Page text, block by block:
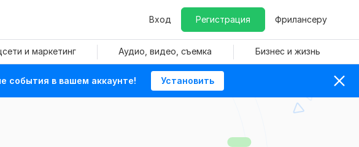
Вход Регистрация Фрилансеру
и маркетинг Аудио, видео, съемка Бизнес и жизнь
события в вашем аккаунте! Установить